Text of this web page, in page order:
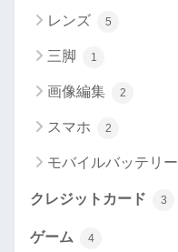
レンズ 5
三脚 1
画像編集 2
スマホ 2
モバイルバッテリー
クレジットカード 3
ゲーム 4